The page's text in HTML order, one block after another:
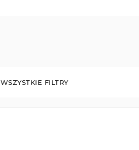
WSZYSTKIE FILTRY